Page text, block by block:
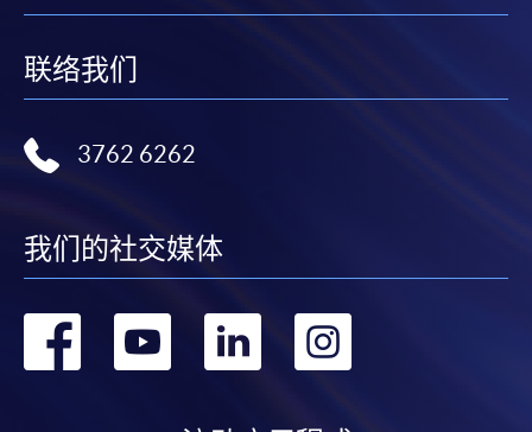
联络我们
3762 6262
我们的社交媒体
转
转
转